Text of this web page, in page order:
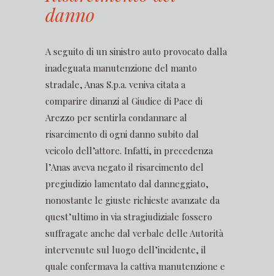
danno
A seguito di un sinistro auto provocato dalla
inadeguata manutenzione del manto
stradale, Anas S.p.a. veniva citata a
comparire dinanzi al Giudice di Pace di
Arezzo per sentirla condannare al
risarcimento di ogni danno subito dal
veicolo dell’attore. Infatti, in precedenza
l’Anas aveva negato il risarcimento del
pregiudizio lamentato dal danneggiato,
nonostante le giuste richieste avanzate da
quest’ultimo in via stragiudiziale fossero
suffragate anche dal verbale delle Autorità
intervenute sul luogo dell’incidente, il
quale confermava la cattiva manutenzione e